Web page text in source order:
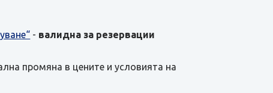
- валидна за резервации
промяна в цените и условията на